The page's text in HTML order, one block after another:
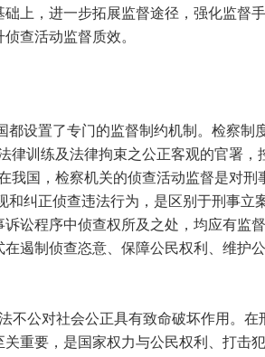
上，进一步拓展监督途径，强化监督
查活动监督质效。
置了专门的监督制约机制。检察制
律训练及法律拘束之公正客观的官署，
我国，检察机关的侦查活动监督是对刑
和纠正侦查违法行为，是区别于刑事立
诉讼程序中侦查权所及之处，均应有监
遏制侦查恣意、保障公民权利、维护
不公对社会公正具有致命破坏作用。在
重要，是国家权力与公民权利、打击